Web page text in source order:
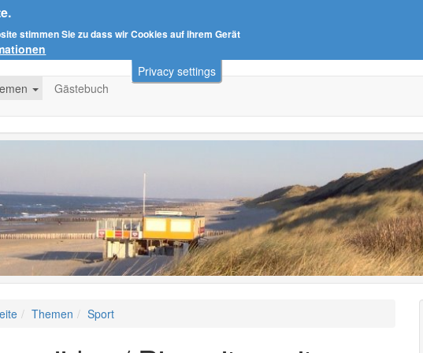
Privacy settings
stimmen Sie zu dass wir Cookies auf ihrem Gerät
Gästebuch
Themen Sport